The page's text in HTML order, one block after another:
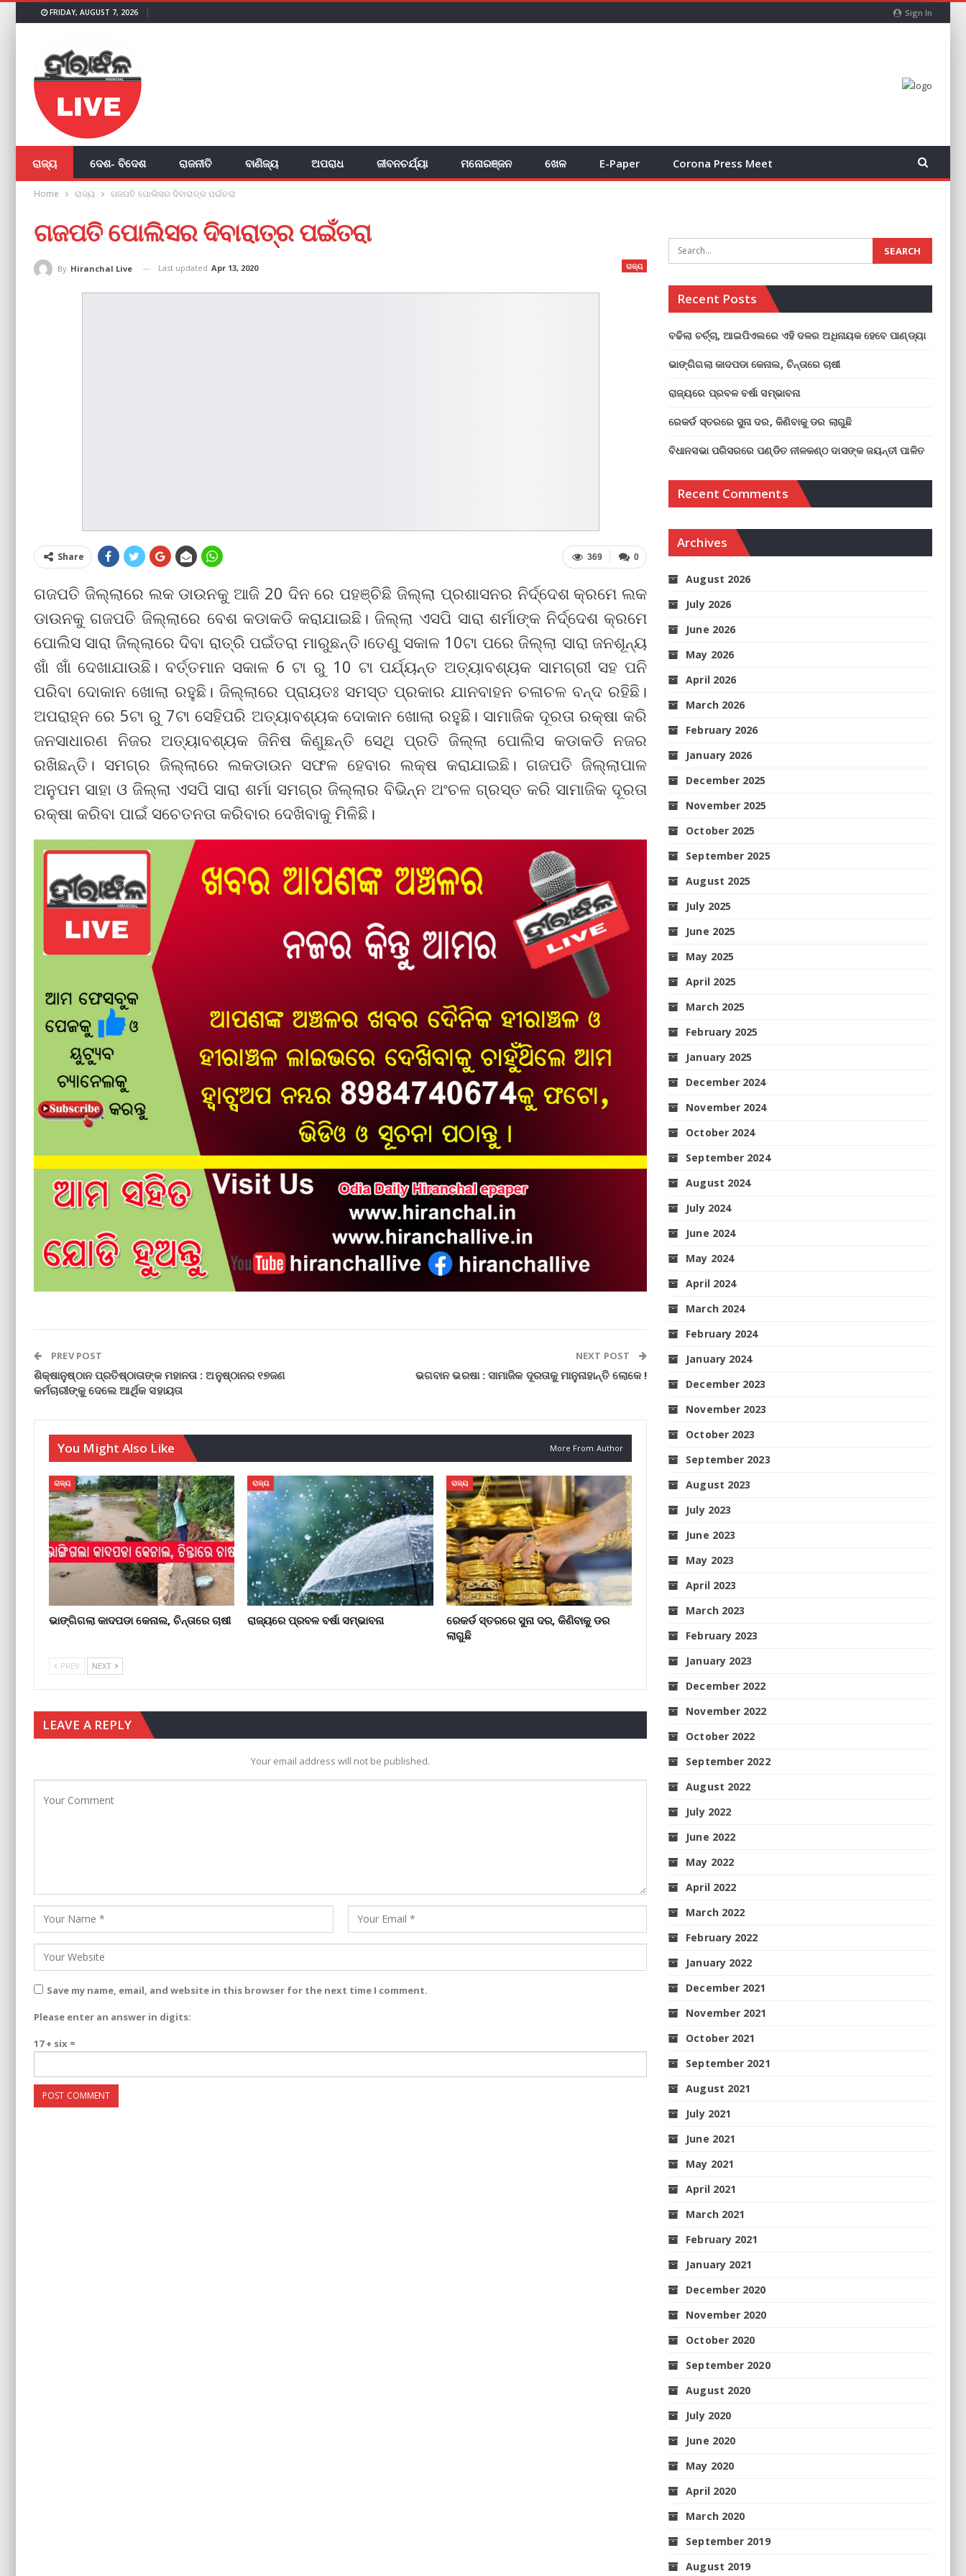
Sign In
FRIDAY, AUGUST 7, 2026
ରାଜ୍ୟ ଦେଶ- ବିଦେଶ ରାଜନୀତି ବାଣିଜ୍ୟ ଅପରାଧ ଜୀବନଚର୍ଯ୍ୟା ମନୋରଞ୍ଜନ ଖେଳ E-Paper Corona Press Meet
Home ରାଜ୍ୟ ଗଜପତି ପୋଲିସର ଦିବାରାତ୍ର ପଇଁତରା
ଗଜପତି ପୋଲିସର ଦିବାରାତ୍ର ପଇଁତରା
ରାଜ୍ୟ
By Hiranchal Live Last updated Apr 13, 2020
0
369
Share
ଗଜପତି ଜିଲ୍ଲାରେ ଲକ ଡାଉନକୁ ଆଜି 20 ଦିନ ରେ ପହଞ୍ଚିଛି ଜିଲ୍ଲା ପ୍ରଶାସନର ନିର୍ଦ୍ଦେଶ କ୍ରମେ ଲକ
ଡାଉନକୁ ଗଜପତି ଜିଲ୍ଲାରେ ବେଶ କଡାକଡି କରାଯାଇଛି। ଜିଲ୍ଲା ଏସପି ସାରା ଶର୍ମାଙ୍କ ନିର୍ଦ୍ଦେଶ କ୍ରମେ
ପୋଲିସ ସାରା ଜିଲ୍ଲାରେ ଦିବା ରାତ୍ରି ପଇଁତରା ମାରୁଛନ୍ତି।ତେଣୁ ସକାଳ 10ଟା ପରେ ଜିଲ୍ଲା ସାରା ଜନଶୂନ୍ୟ
ଖାଁ ଖାଁ ଦେଖାଯାଉଛି। ବର୍ତ୍ତମାନ ସକାଳ 6 ଟା ରୁ 10 ଟା ପର୍ଯ୍ୟନ୍ତ ଅତ୍ୟାବଶ୍ୟକ ସାମଗ୍ରୀ ସହ ପନି
ପରିବା ଦୋକାନ ଖୋଲା ରହୁଛି। ଜିଲ୍ଲାରେ ପ୍ରାୟତଃ ସମସ୍ତ ପ୍ରକାର ଯାନବାହନ ଚଳାଚଳ ବନ୍ଦ ରହିଛି।
ଅପରାହ୍ନ ରେ 5ଟା ରୁ 7ଟା ସେହିପରି ଅତ୍ୟାବଶ୍ୟକ ଦୋକାନ ଖୋଲା ରହୁଛି। ସାମାଜିକ ଦୂରତା ରକ୍ଷା କରି
ଜନସାଧାରଣ ନିଜର ଅତ୍ୟାବଶ୍ୟକ ଜିନିଷ କିଣୁଛନ୍ତି ସେଥି ପ୍ରତି ଜିଲ୍ଲା ପୋଲିସ କଡାକଡି ନଜର
ରଖିଛନ୍ତି। ସମଗ୍ର ଜିଲ୍ଲାରେ ଲକଡାଉନ ସଫଳ ହେବାର ଲକ୍ଷ କରାଯାଇଛି। ଗଜପତି ଜିଲ୍ଲାପାଳ
ଅନୁପମ ସାହା ଓ ଜିଲ୍ଲା ଏସପି ସାରା ଶର୍ମା ସମଗ୍ର ଜିଲ୍ଲାର ବିଭିନ୍ନ ଅଂଚଳ ଗ୍ରସ୍ତ କରି ସାମାଜିକ ଦୂରତା
ରକ୍ଷା କରିବା ପାଇଁ ସଚେତନତା କରିବାର ଦେଖିବାକୁ ମିଳିଛି।
PREV POST
ଶିକ୍ଷାନୁଷ୍ଠାନ ପ୍ରତିଷ୍ଠାତାଙ୍କ ମହାନତା : ଅନୁଷ୍ଠାନର ୧୭ଜଣ
କର୍ମଚାରୀଙ୍କୁ ଦେଲେ ଆର୍ଥିକ ସହାୟତା
NEXT POST
ଭଗବାନ ଭରଷା : ସାମାଜିକ ଦୂରତାକୁ ମାନୁନାହାନ୍ତି ଲୋକେ !
You Might Also Like More From Author
ରାଜ୍ୟ
ଭାଙ୍ଗିଗଲା କାଦପଡା କେନାଲ, ଚିନ୍ତାରେ ଚାଷୀ
ରାଜ୍ୟ
ରାଜ୍ୟରେ ପ୍ରବଳ ବର୍ଷା ସମ୍ଭାବନା
ରାଜ୍ୟ
ରେକର୍ଡ ସ୍ତରରେ ସୁନା ଦର, କିଣିବାକୁ ଡର
ଲାଗୁଛି
PREV NEXT
LEAVE A REPLY
Your email address will not be published.
Save my name, email, and website in this browser for the next time I comment.
Please enter an answer in digits:
17 + six =
Recent Posts
ବଢିଲା ଚର୍ଚ୍ଚା, ଆଇପିଏଲରେ ଏହି ଦଳର ଅଧିନାୟକ ହେବେ ପାଣ୍ଡ୍ୟା
ଭାଙ୍ଗିଗଲା କାଦପଡା କେନାଲ, ଚିନ୍ତାରେ ଚାଷୀ
ରାଜ୍ୟରେ ପ୍ରବଳ ବର୍ଷା ସମ୍ଭାବନା
ରେକର୍ଡ ସ୍ତରରେ ସୁନା ଦର, କିଣିବାକୁ ଡର ଲାଗୁଛି
ବିଧାନସଭା ପରିସରରେ ପଣ୍ଡିତ ନୀଳକଣ୍ଠ ଦାସଙ୍କ ଜୟନ୍ତୀ ପାଳିତ
Recent Comments
Archives
August 2026
July 2026
June 2026
May 2026
April 2026
March 2026
February 2026
January 2026
December 2025
November 2025
October 2025
September 2025
August 2025
July 2025
June 2025
May 2025
April 2025
March 2025
February 2025
January 2025
December 2024
November 2024
October 2024
September 2024
August 2024
July 2024
June 2024
May 2024
April 2024
March 2024
February 2024
January 2024
December 2023
November 2023
October 2023
September 2023
August 2023
July 2023
June 2023
May 2023
April 2023
March 2023
February 2023
January 2023
December 2022
November 2022
October 2022
September 2022
August 2022
July 2022
June 2022
May 2022
April 2022
March 2022
February 2022
January 2022
December 2021
November 2021
October 2021
September 2021
August 2021
July 2021
June 2021
May 2021
April 2021
March 2021
February 2021
January 2021
December 2020
November 2020
October 2020
September 2020
August 2020
July 2020
June 2020
May 2020
April 2020
March 2020
September 2019
August 2019